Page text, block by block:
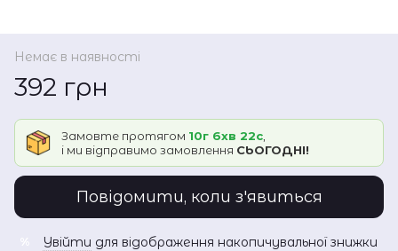
Немає в наявності
392 грн
Замовте протягом 10г 6хв 22с
і ми відправимо замовлення СЬОГОДНІ!
Повідомити, коли з'явиться
Увійти для відображення накопичувальної знижки